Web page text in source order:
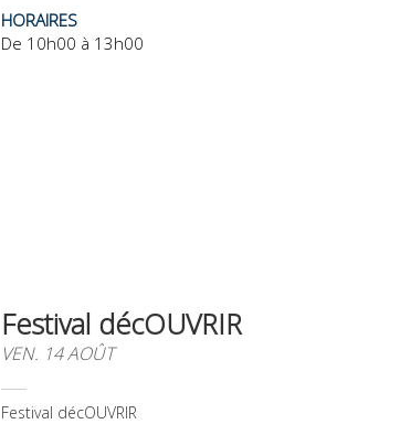
HORAIRES
De 10h00 à 13h00
Festival décOUVRIR
VEN. 14 AOÛT
Festival décOUVRIR